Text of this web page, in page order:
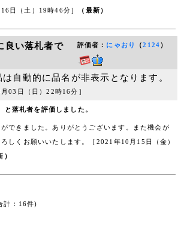
日（土）19時46分］ （最新）
い落札者で
評価者： にゃおり （2124）
自動的に品名が非表示となります。
03日（日）22時16分］
と落札者を評価しました。
できました。ありがとうございます。また機会が
しくお願いいたします。［2021年10月15日（金）
）
計：16件)